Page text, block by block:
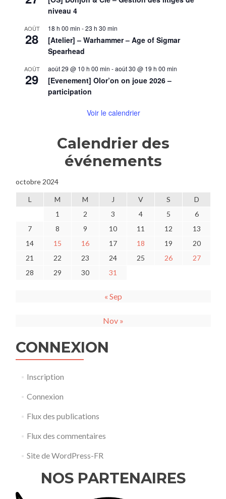
niveau 4
AOÛT
28
18 h 00 min -23 h 30 min
[Atelier] – Warhammer – Age of Sigmar
Spearhead
AOÛT
29
août 29 @ 10 h 00 min -août 30 @ 19 h 00 min
[Evenement] Olor’on on joue 2026 –
participation
Voir le calendrier
Calendrier des
événements
octobre 2024
L M M J V S
D
1
2 3 4 5
6
7
8 9 10 11 12
13
14
15 16 17 18 19
20
21
22 23 24 25 26
27
28
29 30 31
« Sep
Nov »
CONNEXION
Inscription
Connexion
Flux des publications
Flux des commentaires
Site de WordPress-FR
NOS PARTENAIRES